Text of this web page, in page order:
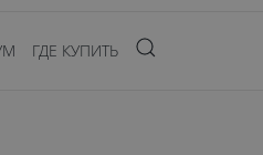
ГДЕ КУПИТЬ